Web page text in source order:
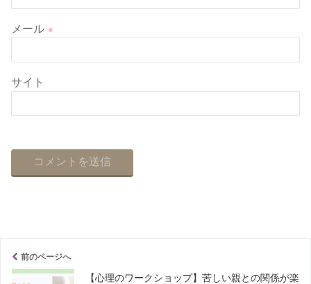
メール ※
サイト
前のページへ
【心理のワークショップ】苦しい親との関係が楽